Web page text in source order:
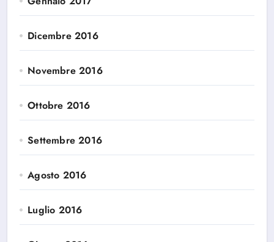
Dicembre 2016
Novembre 2016
Ottobre 2016
Settembre 2016
Agosto 2016
Luglio 2016